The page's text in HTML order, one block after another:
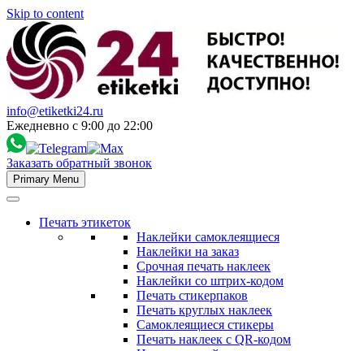
Skip to content
info@etiketki24.ru
Ежедневно с 9:00 до 22:00
Заказать обратный звонок
Primary Menu
Печать этикеток
Наклейки самоклеящиеся
Наклейки на заказ
Срочная печать наклеек
Наклейки со штрих-кодом
Печать стикерпаков
Печать круглых наклеек
Самоклеящиеся стикеры
Печать наклеек с QR-кодом